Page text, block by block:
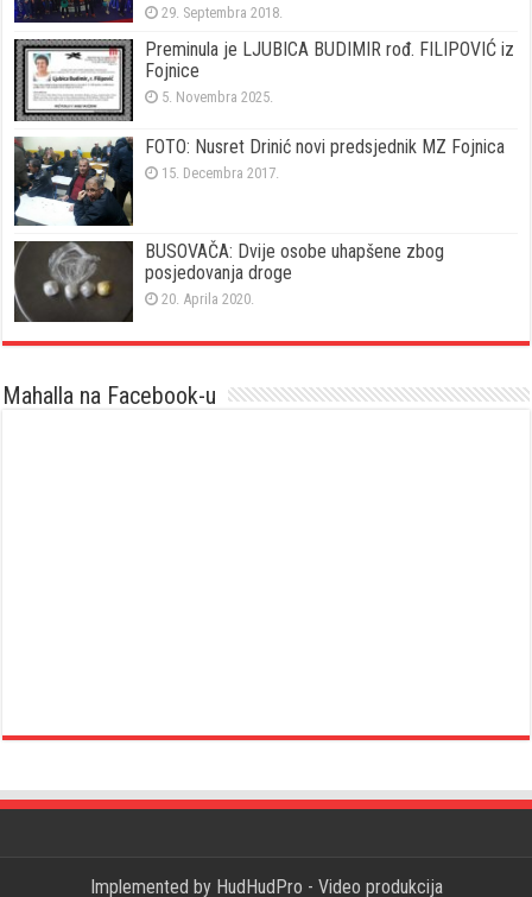
29. Septembra 2018.
Preminula je LJUBICA BUDIMIR rođ. FILIPOVIĆ iz
Fojnice
5. Novembra 2025.
FOTO: Nusret Drinić novi predsjednik MZ Fojnica
15. Decembra 2017.
BUSOVAČA: Dvije osobe uhapšene zbog
posjedovanja droge
20. Aprila 2020.
Mahalla na Facebook-u
Implemented by HudHudPro - Video produkcija